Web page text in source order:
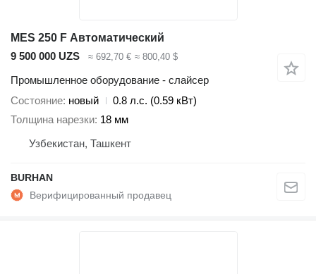
МES 250 F Автоматический
9 500 000 UZS
≈ 692,70 € ≈ 800,40 $
Промышленное оборудование - слайсер
Состояние новый
0.8 л.с. (0.59 кВт)
Толщина нарезки 18 мм
Узбекистан, Ташкент
BURHAN